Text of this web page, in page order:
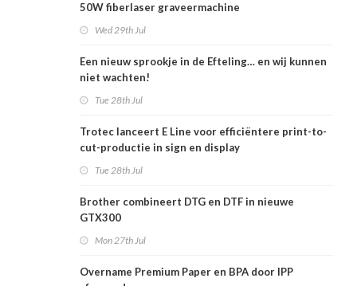
50W fiberlaser graveermachine
Wed 29th Jul
Een nieuw sprookje in de Efteling… en wij kunnen
niet wachten!
Tue 28th Jul
Trotec lanceert E Line voor efficiëntere print-to-
cut-productie in sign en display
Tue 28th Jul
Brother combineert DTG en DTF in nieuwe
GTX300
Mon 27th Jul
Overname Premium Paper en BPA door IPP